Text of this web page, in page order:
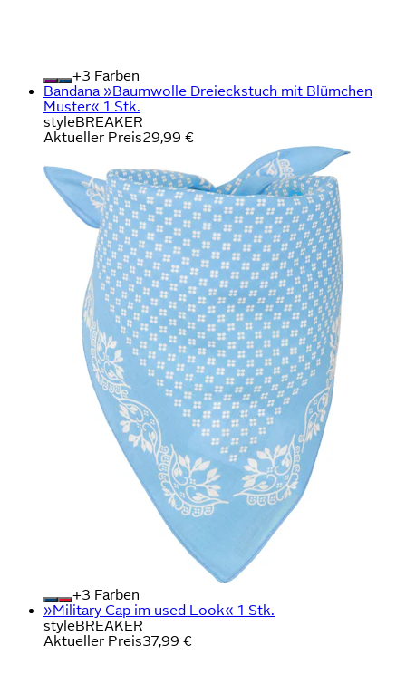
+
Farben
Bandana »Baumwolle Dreieckstuch mit Blümchen
Muster« 1 Stk.
styleBREAKER
Aktueller Preis29,99 €
+
Farben
»Military Cap im used Look« 1 Stk.
styleBREAKER
Aktueller Preis37,99 €